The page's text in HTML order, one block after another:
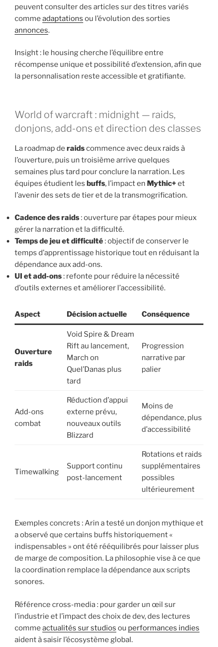
peuvent consulter des articles sur des titres variés
comme adaptations ou l’évolution des sorties
annonces.
Insight : le housing cherche l’équilibre entre
récompense unique et possibilité d’extension, afin que
la personnalisation reste accessible et gratifiante.
World of warcraft : midnight — raids,
donjons, add-ons et direction des classes
La roadmap de raidscommence avec deux raids à
l’ouverture, puis un troisième arrive quelques
semaines plus tard pour conclure la narration. Les
équipes étudient les buffs, l’impact en Mythic+et
l’avenir des sets de tier et de la transmogrification.
Cadence des raids: ouverture par étapes pour mieux
gérer la narration et la difficulté.
Temps de jeu et difficulté: objectif de conserver le
temps d’apprentissage historique tout en réduisant la
dépendance aux add-ons.
UI et add-ons: refonte pour réduire la nécessité
d’outils externes et améliorer l’accessibilité.
Aspect Décision actuelle Conséquence
Ouverture
raids
Void Spire & Dream
Rift au lancement,
March on
Quel’Danas plus
tard
Progression
narrative par
palier
Add-ons
combat
Réduction d’appui
externe prévu,
nouveaux outils
Blizzard
Moins de
dépendance, plus
d’accessibilité
Timewalking
Support continu
post-lancement
Rotations et raids
supplémentaires
possibles
ultérieurement
Exemples concrets : Arin a testé un donjon mythique et
a observé que certains buffs historiquement «
indispensables » ont été rééquilibrés pour laisser plus
de marge de composition. La philosophie vise à ce que
la coordination remplace la dépendance aux scripts
sonores.
Référence cross-media : pour garder un œil sur
l’industrie et l’impact des choix de dev, des lectures
comme actualités sur studios ou performances indies
aident à saisir l’écosystème global.